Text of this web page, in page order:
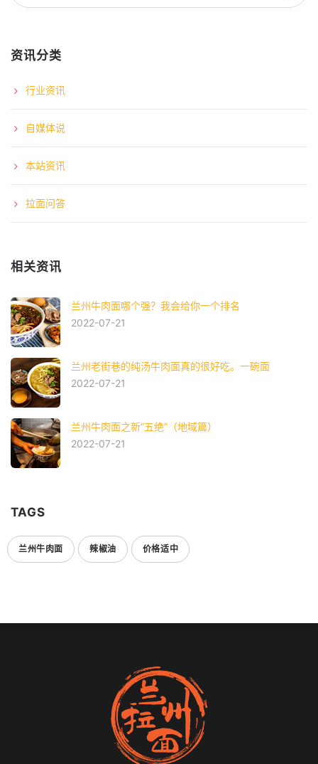
资讯分类
行业资讯
自媒体说
本站资讯
拉面问答
相关资讯
兰州牛肉面哪个强？我会给你一个排名
2022-07-21
兰州老街巷的纯汤牛肉面真的很好吃。一碗面
2022-07-21
兰州牛肉面之新“五绝”（地域篇）
2022-07-21
TAGS
兰州牛肉面 辣椒油 价格适中